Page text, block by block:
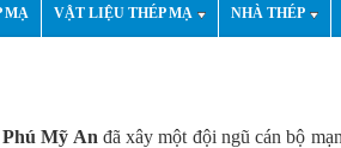
MẠ VẬT LIỆU THÉP MẠ NHÀ THÉP
Phú Mỹ An đã xây một đội ngũ cán bộ